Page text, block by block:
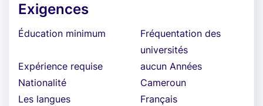
Exigences
Éducation minimum
Fréquentation des
universités
Expérience requise
aucun Années
Nationalité
Cameroun
Les langues
Français